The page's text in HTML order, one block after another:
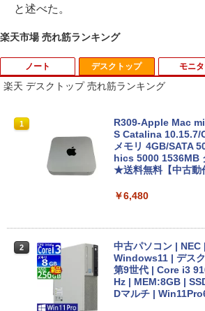
と述べた。
楽天市場 売れ筋ランキング
ノート
1
8月5日限定10倍＆
年モデル！高性能
ws11 富士通
代Celeron 6305U最
起動新品SSD2TB テ
新古品ノートパソ
ndows11 Pro
GB SSD512GB 12
デスクトップ
楽天 デスクトップ 売れ筋ランキング
1
R309-Apple Mac
S Catalina 10.15.7/
メモリ 4GB/SATA
hics 5000 1536MB
★送料無料【中古動
￥6,480
2
中古パソコン |
Windows11 | デス
第9世代 | Core i3
Hz | MEM:8GB |
Dマルチ |
モニ